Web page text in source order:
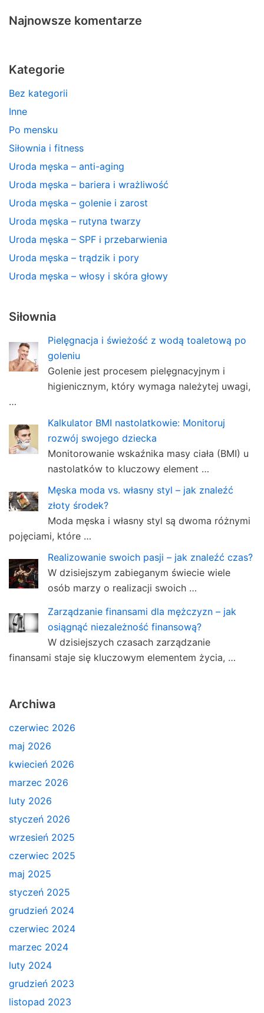
Najnowsze komentarze
Kategorie
Bez kategorii
Inne
Po mensku
Siłownia i fitness
Uroda męska – anti-aging
Uroda męska – bariera i wrażliwość
Uroda męska – golenie i zarost
Uroda męska – rutyna twarzy
Uroda męska – SPF i przebarwienia
Uroda męska – trądzik i pory
Uroda męska – włosy i skóra głowy
Siłownia
Pielęgnacja i świeżość z wodą toaletową po
goleniu
Golenie jest procesem pielęgnacyjnym i
higienicznym, który wymaga należytej uwagi,
…
Kalkulator BMI nastolatkowie: Monitoruj
rozwój swojego dziecka
Monitorowanie wskaźnika masy ciała (BMI) u
nastolatków to kluczowy element …
Męska moda vs. własny styl – jak znaleźć
złoty środek?
Moda męska i własny styl są dwoma różnymi
pojęciami, które …
Realizowanie swoich pasji – jak znaleźć czas?
W dzisiejszym zabieganym świecie wiele
osób marzy o realizacji swoich …
Zarządzanie finansami dla mężczyzn – jak
osiągnąć niezależność finansową?
W dzisiejszych czasach zarządzanie
finansami staje się kluczowym elementem życia, …
Archiwa
czerwiec 2026
maj 2026
kwiecień 2026
marzec 2026
luty 2026
styczeń 2026
wrzesień 2025
czerwiec 2025
maj 2025
styczeń 2025
grudzień 2024
czerwiec 2024
marzec 2024
luty 2024
grudzień 2023
listopad 2023